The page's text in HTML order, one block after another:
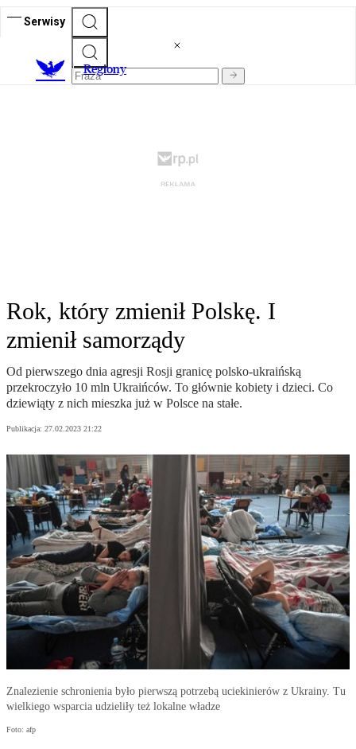
Serwisy
Regiony
Rok, który zmienił Polskę. I
zmienił samorządy
Od pierwszego dnia agresji Rosji granicę polsko-ukraińską
przekroczyło 10 mln Ukraińców. To głównie kobiety i dzieci. Co
dziewiąty z nich mieszka już w Polsce na stałe.
Publikacja: 27.02.2023 21:22
Znalezienie schronienia było pierwszą potrzebą uciekinierów z Ukrainy. Tu
wielkiego wsparcia udzieliły też lokalne władze
Foto: afp